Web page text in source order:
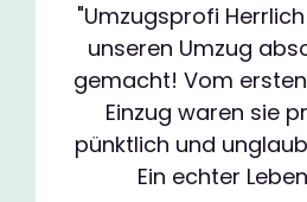
"Umzugsprofi
unseren Umzug
gemacht! Vom
Einzug waren sie
pünktlich und
Ein echter